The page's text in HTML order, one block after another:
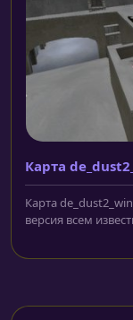
Карта
Карта
версия всем